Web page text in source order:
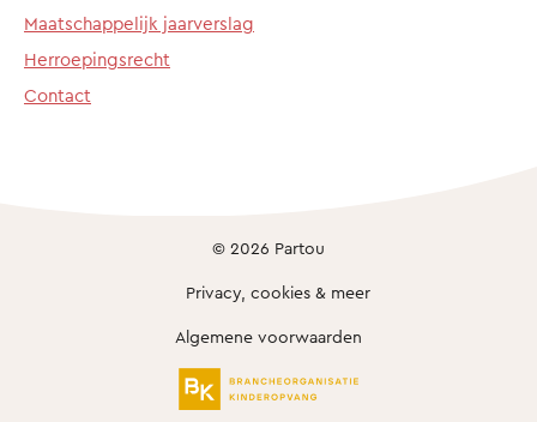
Maatschappelijk jaarverslag
Herroepingsrecht
Contact
© 2026 Partou
Privacy, cookies & meer
Algemene voorwaarden